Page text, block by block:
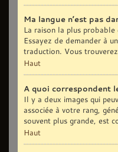
Ma langue n’est pas
La raison la plus probable
Essayez de demander à
traduction. Vous
Haut
A quoi correspondent
Il y a deux images qui
associée à votre rang,
souvent plus grande, est
Haut